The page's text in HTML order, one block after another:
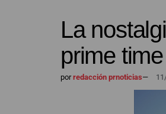
La
prime
porredacción prnoticias—